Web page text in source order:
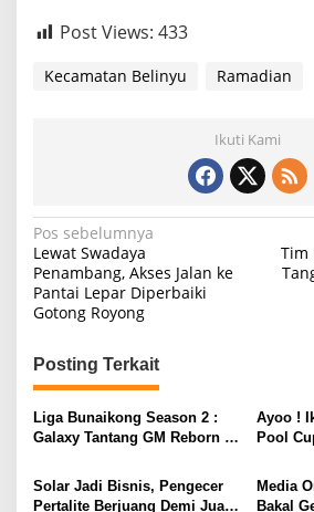
Post Views: 433
Kecamatan Belinyu Ramadian
Ikuti Kami
N
a
v
g
a
s
p
Pos sebelumnya
Lewat Swadaya
Penambang, Akses Jalan ke
Pantai Lepar Diperbaiki
Gotong Royong
Tim
Posting Terkait
Liga Bunaikong Season 2 :
Galaxy Tantang GM Reborn di
Ayoo !
Pool
Solar Jadi Bisnis, Pengecer
Pertalite Berjuang Demi Jual
Media
Bakal